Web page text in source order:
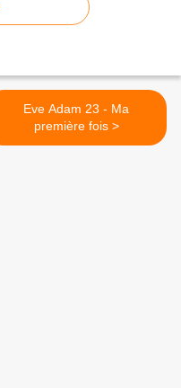
Eve Adam 23 - Ma
première fois >